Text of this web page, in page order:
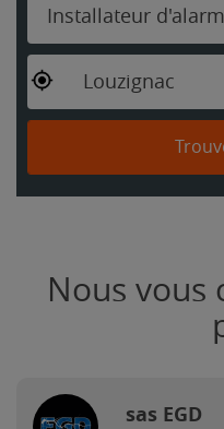
Installateur
Louzignac
Nous vous
sas EGD